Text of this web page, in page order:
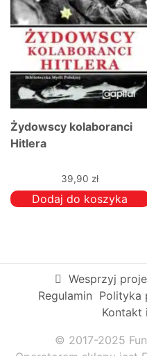
Żydowscy kolaboranci
Hitlera
39,90zł
Dodaj do koszyka
Wesprzyj
Regulamin Polityka
Kontakt
© 2017-2025